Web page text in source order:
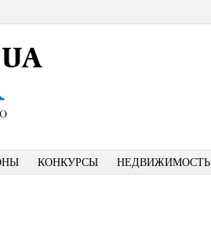
КОНКУРСЫ НЕДВИЖИМОСТЬ